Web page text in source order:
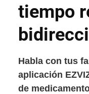
tiempo
Habla con tus
aplicación
de